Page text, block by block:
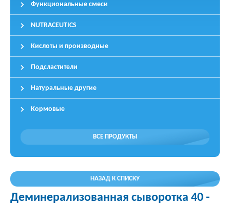
Функциональные смеси
NUTRACEUTICS
Кислоты и производные
Подсластители
Натуральные другие
Кормовые
ВСЕ ПРОДУКТЫ
НАЗАД К СПИСКУ
Деминерализованная сыворотка 40 -